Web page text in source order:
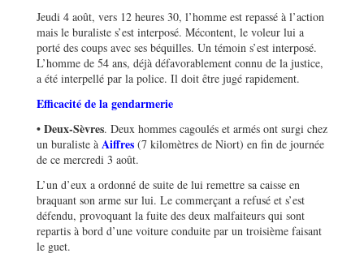
Jeudi 4 août, vers 12 heures 30, l’homme est repassé à l’action
mais le buraliste s’est interposé. Mécontent, le voleur lui a
porté des coups avec ses béquilles. Un témoin s’est interposé.
L’homme de 54 ans, déjà défavorablement connu de la justice,
a été interpellé par la police. Il doit être jugé rapidement.
Efficacité de la gendarmerie
• Deux-Sèvres. Deux hommes cagoulés et armés ont surgi chez
un buraliste à Aiffres (7 kilomètres de Niort) en fin de journée
de ce mercredi 3 août.
L’un d’eux a ordonné de suite de lui remettre sa caisse en
braquant son arme sur lui. Le commerçant a refusé et s’est
défendu, provoquant la fuite des deux malfaiteurs qui sont
repartis à bord d’une voiture conduite par un troisième faisant
le guet.